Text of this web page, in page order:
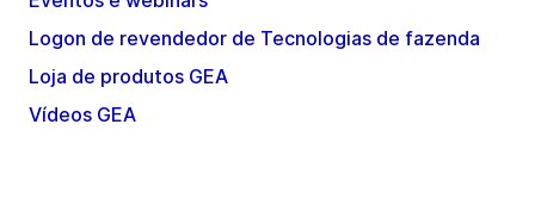
Logon de revendedor de Tecnologias de fazenda
Loja de produtos GEA
Vídeos GEA